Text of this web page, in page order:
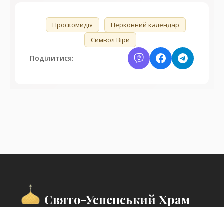
апостолів
Проскомидія
Церковний календар
Символ Віри
Поділитися:
Свято-Успенський Храм